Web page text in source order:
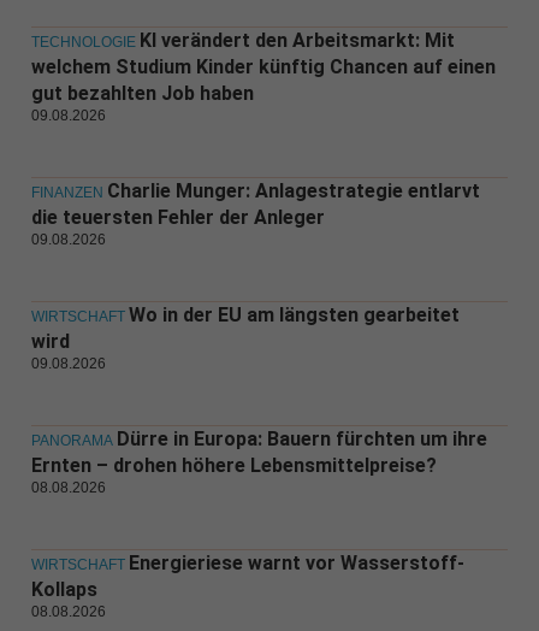
TECHNOLOGIE KI verändert den Arbeitsmarkt: Mit
welchem Studium Kinder künftig Chancen auf einen
gut bezahlten Job haben
09.08.2026
FINANZEN Charlie Munger: Anlagestrategie entlarvt
die teuersten Fehler der Anleger
09.08.2026
WIRTSCHAFT Wo in der EU am längsten gearbeitet
wird
09.08.2026
PANORAMA Dürre in Europa: Bauern fürchten um ihre
Ernten – drohen höhere Lebensmittelpreise?
08.08.2026
WIRTSCHAFT Energieriese warnt vor Wasserstoff-
Kollaps
08.08.2026